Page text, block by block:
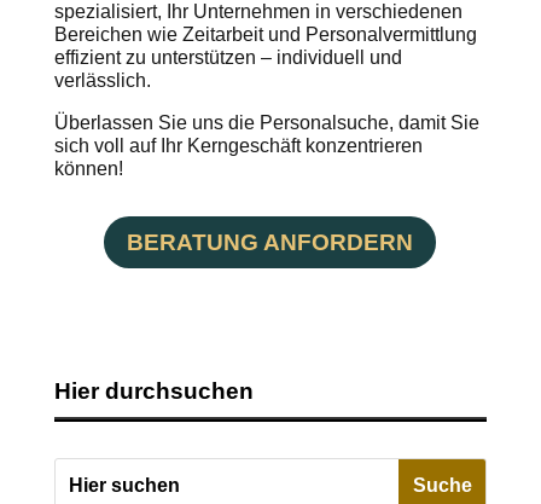
spezialisiert, Ihr Unternehmen in verschiedenen
Bereichen wie Zeitarbeit und Personalvermittlung
effizient zu unterstützen – individuell und
verlässlich.
Überlassen Sie uns die Personalsuche, damit Sie
sich voll auf Ihr Kerngeschäft konzentrieren
können!
BERATUNG ANFORDERN
Hier durchsuchen